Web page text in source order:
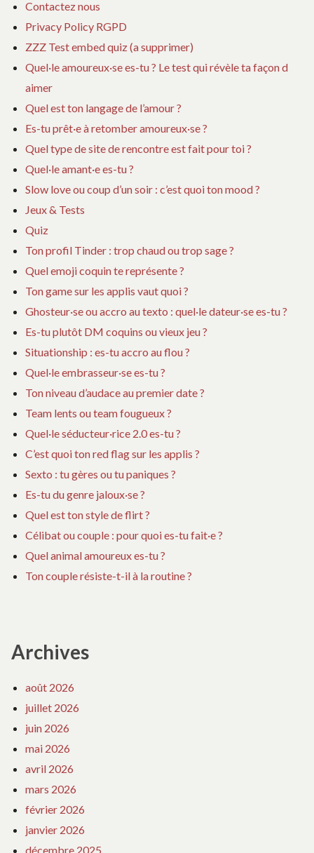
Contactez nous
Privacy Policy RGPD
ZZZ Test embed quiz (a supprimer)
Quel·le amoureux·se es-tu ? Le test qui révèle ta façon d
aimer
Quel est ton langage de l’amour ?
Es-tu prêt·e à retomber amoureux·se ?
Quel type de site de rencontre est fait pour toi ?
Quel·le amant·e es-tu ?
Slow love ou coup d’un soir : c’est quoi ton mood ?
Jeux & Tests
Quiz
Ton profil Tinder : trop chaud ou trop sage ?
Quel emoji coquin te représente ?
Ton game sur les applis vaut quoi ?
Ghosteur·se ou accro au texto : quel·le dateur·se es-tu ?
Es-tu plutôt DM coquins ou vieux jeu ?
Situationship : es-tu accro au flou ?
Quel·le embrasseur·se es-tu ?
Ton niveau d’audace au premier date ?
Team lents ou team fougueux ?
Quel·le séducteur·rice 2.0 es-tu ?
C’est quoi ton red flag sur les applis ?
Sexto : tu gères ou tu paniques ?
Es-tu du genre jaloux·se ?
Quel est ton style de flirt ?
Célibat ou couple : pour quoi es-tu fait·e ?
Quel animal amoureux es-tu ?
Ton couple résiste-t-il à la routine ?
Archives
août 2026
juillet 2026
juin 2026
mai 2026
avril 2026
mars 2026
février 2026
janvier 2026
décembre 2025